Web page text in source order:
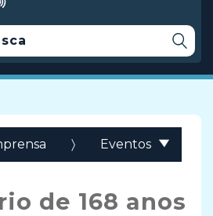
Eventos
de 168 anos